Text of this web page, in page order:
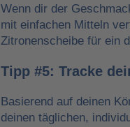
Wenn dir der
mit einfachen Mitteln
Zitronenscheibe für ein
Tipp #5: Tracke
Basierend auf deinen
deinen täglichen,